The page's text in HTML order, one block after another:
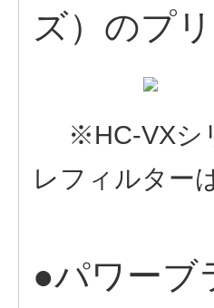
ズ）のプ
※HC-VXシ
レフィルター
●パワーブ